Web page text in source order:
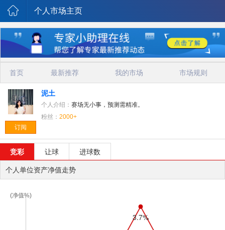
个人市场主页
首页 最新推荐 我的市场 市场规则
订阅
泥土
个人介绍： 赛场无小事，预测需精准。
粉丝： 2000+
竞彩 让球 进球数
个人单位资产净值走势
(净值%)